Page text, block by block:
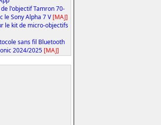
l'objectif Tamron 70-
le Sony Alpha 7 V [MAJ]
le kit de micro-objectifs
sans fil Bluetooth
2024/2025 [MAJ]